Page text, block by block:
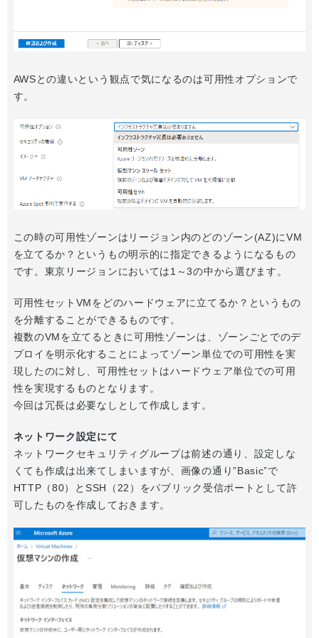
AWSとの違いという観点で気になるのは可用性オプションで
す。
この時の可用性ゾーンはリージョン内のどのゾーン(AZ)にVM
を立てるか？というもの明示的に指定できるようになるもの
です。東京リージョンにおいては1～3の中から選びます。
可用性セットVMをどのハードウェアに立てるか？というもの
を分離することができるものです。
複数のVMを立てるときに可用性ゾーンは、ゾーンごとでのデ
プロイを明示化することによってゾーン単位での可用性を実
現したのに対し、可用性セットはハードウェア単位での可用
性を実現するものとなります。
今回は冗長は必要なしとして作成します。
ネットワーク設定にて
ネットワークセキュリティグループは前述の通り、設定しな
くても作成は出来てしまいますが、画像の通り”Basic”で
HTTP（80）とSSH（22）をパブリック受信ポートとして許
可したものを作成しておきます。